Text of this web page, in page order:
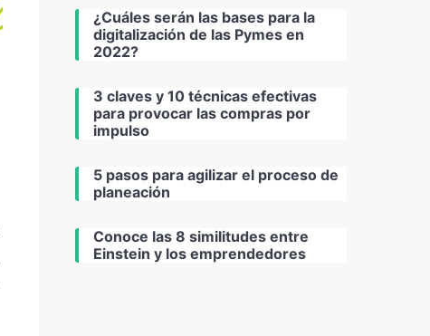
¿Cuáles serán las bases para la
digitalización de las Pymes en
2022?
3 claves y 10 técnicas efectivas
para provocar las compras por
impulso
5 pasos para agilizar el proceso de
planeación
Conoce las 8 similitudes entre
Einstein y los emprendedores